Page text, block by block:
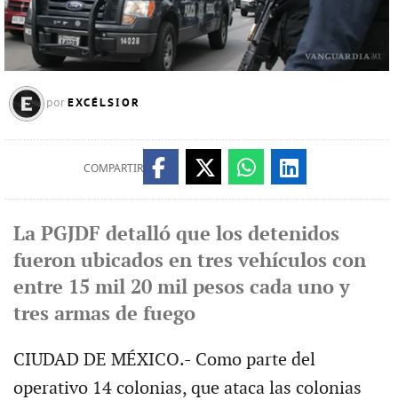
por EXCÉLSIOR
COMPARTIR
La PGJDF detalló que los detenidos
fueron ubicados en tres vehículos con
entre 15 mil 20 mil pesos cada uno y
tres armas de fuego
CIUDAD DE MÉXICO.- Como parte del
operativo 14 colonias, que ataca las colonias